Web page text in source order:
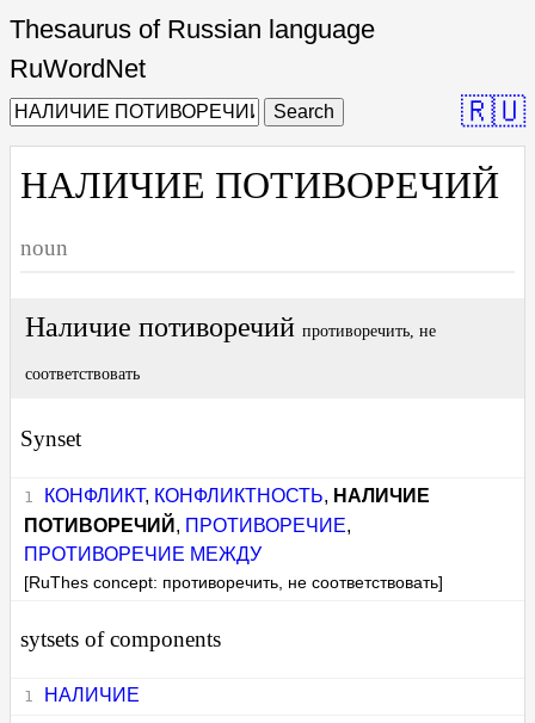
Thesaurus of Russian language
RuWordNet
Search 🇷🇺
НАЛИЧИЕ ПОТИВОРЕЧИЙ
noun
Наличие потиворечий противоречить, не
соответствовать
Synset
КОНФЛИКТ, КОНФЛИКТНОСТЬ, НАЛИЧИЕ
ПОТИВОРЕЧИЙ , ПРОТИВОРЕЧИЕ,
ПРОТИВОРЕЧИЕ МЕЖДУ
[RuThes concept: противоречить, не соответствовать]
sytsets of components
НАЛИЧИЕ